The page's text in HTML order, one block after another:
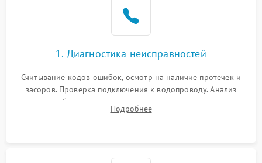
1. Диагностика неисправностей
Считывание кодов ошибок, осмотр на наличие протечек и
засоров. Проверка подключения к водопроводу. Анализ
жалоб на отсутствие слива, нагрева, вращения
разбрызгивателей или срабатывание системы защиты
Подробнее